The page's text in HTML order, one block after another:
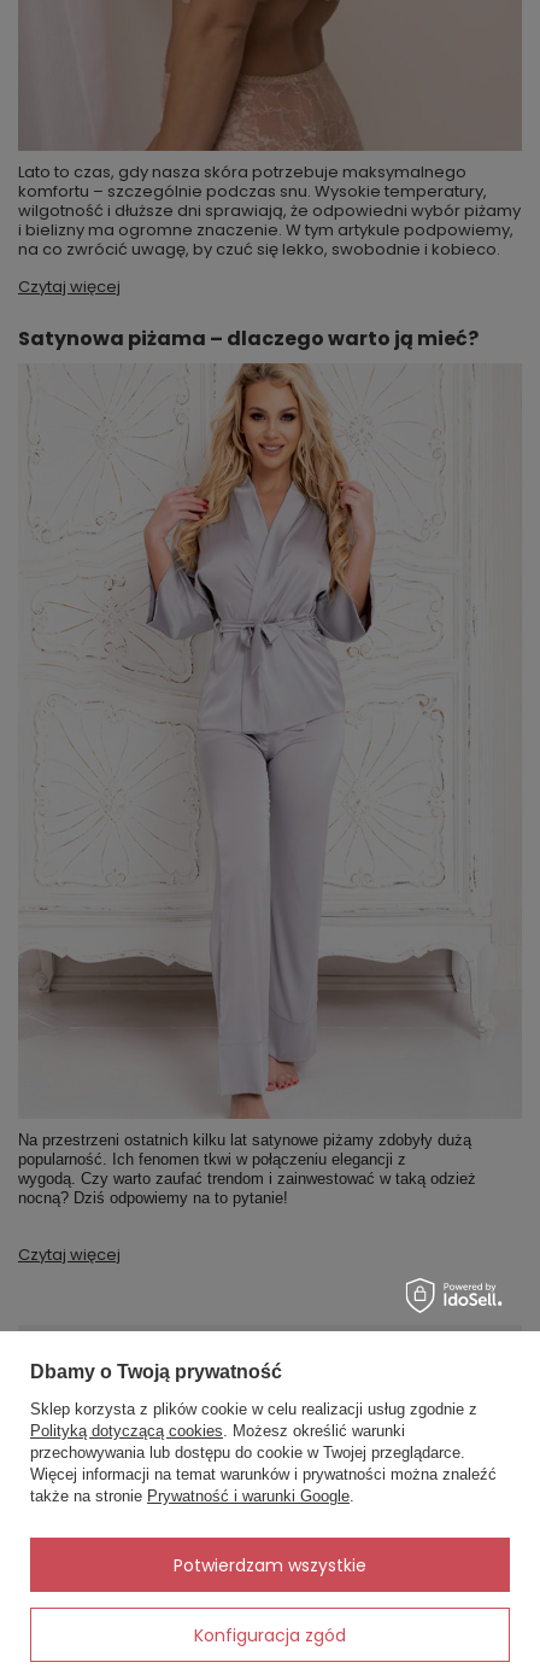
Dodaj do koszyka
Lato to czas, gdy nasza skóra potrzebuje maksymalnego
komfortu – szczególnie podczas snu. Wysokie temperatury,
wilgotność i dłuższe dni sprawiają, że odpowiedni wybór piżamy
i bielizny ma ogromne znaczenie. W tym artykule podpowiemy,
na co zwrócić uwagę, by czuć się lekko, swobodnie i kobieco.
Czytaj więcej
Satynowa piżama – dlaczego warto ją mieć?
Na przestrzeni ostatnich kilku lat satynowe piżamy zdobyły dużą
popularność. Ich fenomen tkwi w połączeniu elegancji z
wygodą. Czy warto zaufać trendom i zainwestować w taką odzież
nocną? Dziś odpowiemy na to pytanie!
Czytaj więcej
MOJE ZAMÓWIENIE
Status zamówienia
Śledzenie przesyłki
Chcę zareklamować produkt
Chcę zwrócić produkt
Kontakt
×
✨ Asystent zakupowy
Napisz czego szukasz — pokażę
gotowe propozycje.
Dbamy o Twoją prywatność
Sklep korzysta z plików cookie w celu realizacji usług zgodnie z
Polityką dotyczącą cookies. Możesz określić warunki
przechowywania lub dostępu do cookie w Twojej przeglądarce.
Więcej informacji na temat warunków i prywatności można znaleźć
także na stronie Prywatność i warunki Google.
Konfiguracja zgód
Potwierdzam wszystkie